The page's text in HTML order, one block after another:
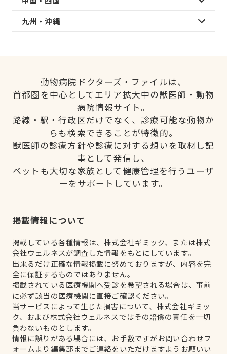
九州・沖縄
動物病院ドクターズ・ファイルは、
首都圏を中心としてエリア拡大中の獣医師・動物
病院情報サイト。
路線・駅・行政区だけでなく、診療可能な動物か
らも検索できることが特徴的。
獣医師の診療方針や診療に対する想いを取材し記
事として発信し、
ペットも大切な家族として健康管理を行うユーザ
ーをサポートしています。
掲載情報について
掲載している各種情報は、株式会社ギミック、または株式
会社ウェルネスが調査した情報をもとにしています。
出来るだけ正確な情報掲載に努めておりますが、内容を完
全に保証するものではありません。
掲載されている医療機関へ受診を希望される場合は、事前
に必ず該当の医療機関に直接ご確認ください。
当サービスによって生じた損害について、株式会社ギミッ
ク、および株式会社ウェルネスではその賠償の責任を一切
負わないものとします。
情報に誤りがある場合には、お手数ですがお問い合わせフ
ォームより編集部までご連絡をいただけますようお願いい